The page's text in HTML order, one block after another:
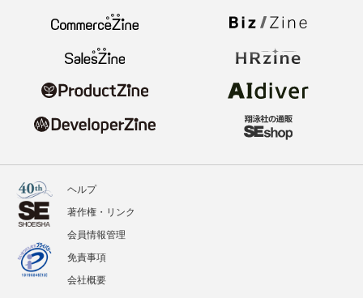
ヘルプ
著作権・リンク
会員情報管理
免責事項
会社概要